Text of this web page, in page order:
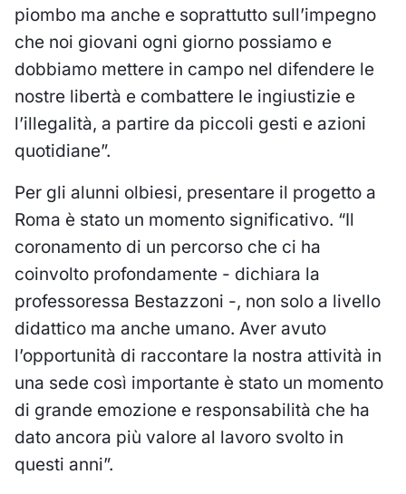
piombo ma anche e soprattutto sull’impegno
che noi giovani ogni giorno possiamo e
dobbiamo mettere in campo nel difendere le
nostre libertà e combattere le ingiustizie e
l’illegalità, a partire da piccoli gesti e azioni
quotidiane”.
Per gli alunni olbiesi, presentare il progetto a
Roma è stato un momento significativo. “Il
coronamento di un percorso che ci ha
coinvolto profondamente - dichiara la
professoressa Bestazzoni -, non solo a livello
didattico ma anche umano. Aver avuto
l’opportunità di raccontare la nostra attività in
una sede così importante è stato un momento
di grande emozione e responsabilità che ha
dato ancora più valore al lavoro svolto in
questi anni”.